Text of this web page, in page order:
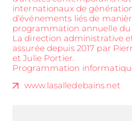
internationaux de
d’événements liés de
programmation annuelle du
La direction administrative
assurée depuis 2017 par
et Julie Portier.
Programmation
www.lasalledebains.net